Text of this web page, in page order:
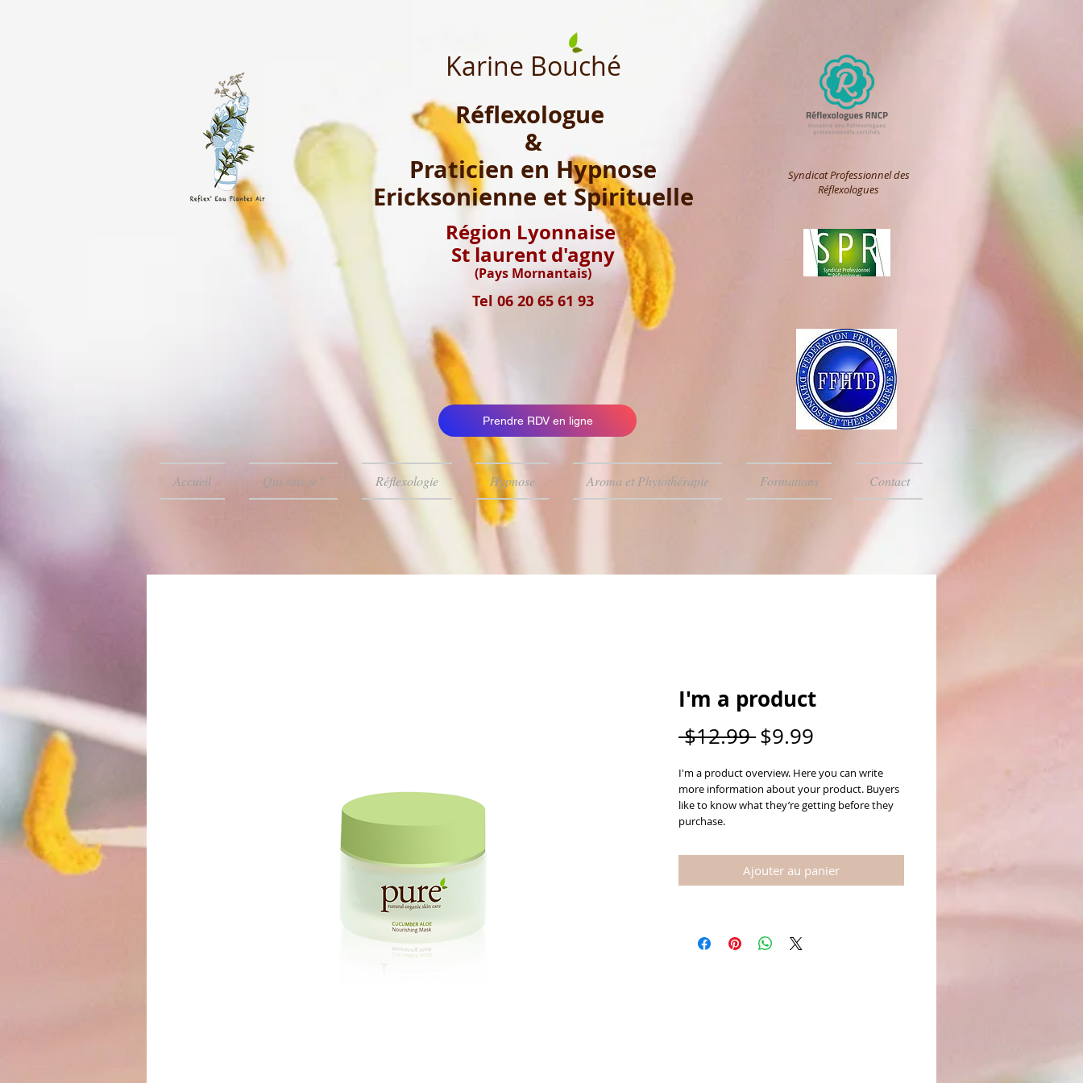
Karine Bouché
Réflexologue
&
Praticien en Hypnose
Ericksonienne et Spirituelle
Région Lyonnaise
St laurent d'agny
(Pays Mornantais)
Tel 06 20 65 61 93
Syndicat Professionnel des
Réflexologues
Prendre RDV en ligne
Accueil Qui suis-je? Réflexologie Hypnose Aroma et Phytothérapie Formations Contact
I'm a product
$12.99 Prix
$9.99
I'm a product overview. Here you can write
more information about your product. Buyers
like to know what they’re getting before they
purchase.
Ajouter au panier